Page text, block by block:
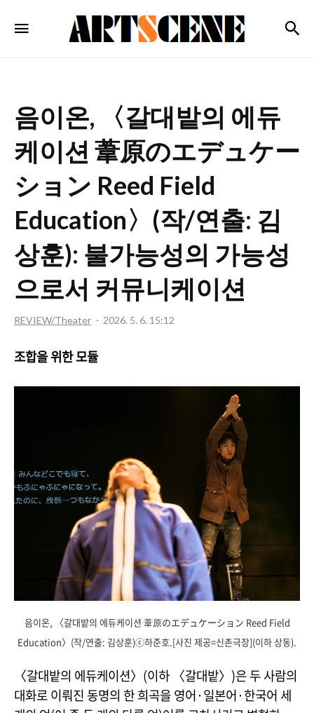
ARTSCENE
음이온, 〈갈대밭의 에듀
케이션 葦原のエデュケー
ション Reed Field
Education〉(작/연출: 김
상훈): 불가능성의 가능성
으로서 커뮤니케이션
REVIEW/Theater 2026. 5. 6. 15:12
조합을 위한 모듈
음이온, 〈갈대밭의 에듀케이션 葦原のエデュケーション Reed Field
Education〉(작/연출: 김상훈)ⓒ하준호.[사진 제공=신촌극장](이하 상동).
〈갈대밭의 에듀케이션〉(이하 〈갈대밭〉)은 두 사람의
대화로 이뤄진 동명의 한 희곡을 영어·일본어·한국어 세